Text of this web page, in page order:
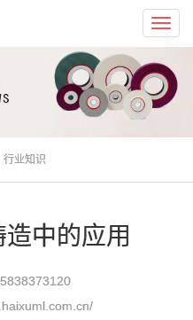
行业知识
中的应用